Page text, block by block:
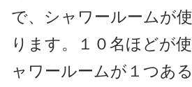
で、シャワールームが
ります。１０名ほどが
ャワールームが１つあ